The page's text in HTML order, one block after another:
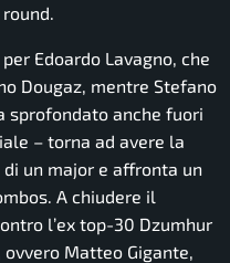
Edoardo Lavagno, che
Dougaz, mentre Stefano
sprofondato anche fuori
– torna ad avere la
un major e affronta un
A chiudere il
l’ex top-30 Dzumhur
Matteo Gigante,